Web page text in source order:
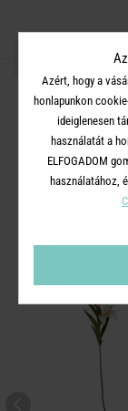
A
Azért, hogy a
honlapunkon
ideiglenesen
használatát a
ELFOGADOM
használatához,